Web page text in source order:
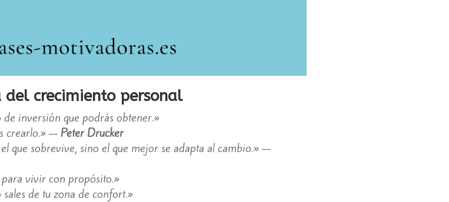
crecimiento personal
inversión que podrás obtener.»
crearlo.» —Peter Drucker
que sobrevive, sino el que mejor se adapta al cambio.» —
vivir con propósito.»
de tu zona de confort.»